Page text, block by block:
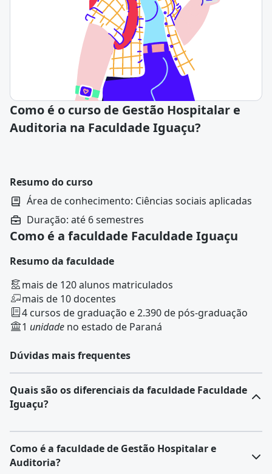
Como é o curso de Gestão Hospitalar e
Auditoria na Faculdade Iguaçu?
Resumo do curso
Área de conhecimento: Ciências sociais aplicadas
Duração: até 6 semestres
Como é a faculdade Faculdade Iguaçu
Resumo da faculdade
mais de 120 alunos matriculados
mais de 10 docentes
4 cursos de graduação e 2.390 de pós-graduação
1 unidade no estado de Paraná
Dúvidas mais frequentes
Quais são os diferenciais da faculdade Faculdade
Iguaçu?
Como é a faculdade de Gestão Hospitalar e
Auditoria?